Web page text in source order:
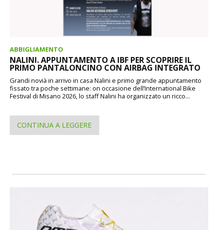
ABBIGLIAMENTO
NALINI. APPUNTAMENTO A IBF PER SCOPRIRE IL
PRIMO PANTALONCINO CON AIRBAG INTEGRATO
Grandi novià in arrivo in casa Nalini e primo grande appuntamento
fissato tra poche settimane: on occasione dell’International Bike
Festival di Misano 2026, lo staff Nalini ha organizzato un ricco...
CONTINUA A LEGGERE